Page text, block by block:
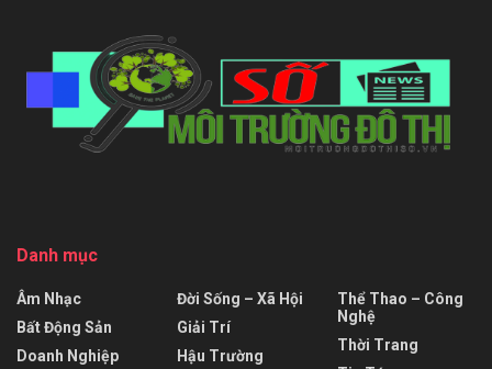
Danh mục
Âm Nhạc
Bất Động Sản
Doanh Nghiệp
Đời Sống – Xã Hội
Giải Trí
Hậu Trường
Thể Thao – Công
Nghệ
Thời Trang